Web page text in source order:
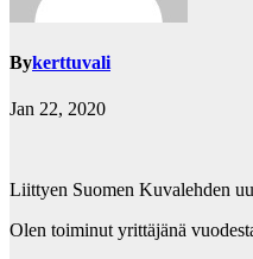
Bykerttuvali
Jan 22, 2020
Liittyen Suomen Kuvalehden
Olen toiminut yrittäjänä